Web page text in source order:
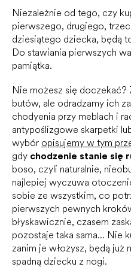
Niezależnie od tego, czy
pierwszego, drugiego,
dziesiątego dziecka, będą
Do stawiania pierwszych
pamiątka.
Nie możesz się doczekać?
butów, ale odradzamy ich
chodyenia przy meblach i
antypoślizgowe skarpetki
wybór opisujemy w tym
gdy chodzenie stanie się
boso, czyli naturalnie,
najlepiej wyczuwa
sobie ze wszystkim, co
pierwszych pewnych
błyskawicznie, czasem
pozostaje taka sama... Nie
zanim je włożysz, będą już
spadną dziecku z nogi.